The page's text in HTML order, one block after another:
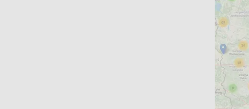
Sprawdź lokalizacją aptek w Smolcu, które